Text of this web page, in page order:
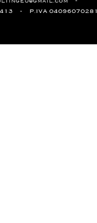
P.IVA 04096070281